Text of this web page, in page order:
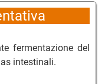
fermentazione del
intestinali.